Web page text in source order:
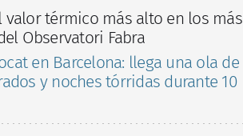
valor térmico más alto en los más
Observatori Fabra
en Barcelona: llega una ola de
y noches tórridas durante 10